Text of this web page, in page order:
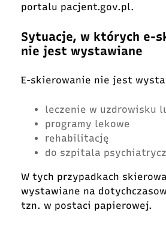
portalu pacjent.gov.pl.
Sytuacje, w których e-
nie jest wystawiane
E-skierowanie nie jest
leczenie w uzdrowisku
programy lekowe
rehabilitację
do szpitala
W tych przypadkach
wystawiane na
tzn. w postaci papierowej.